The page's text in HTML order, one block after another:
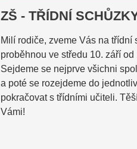
ZŠ - TŘÍDNÍ
Milí rodiče, zveme Vás na třídní
proběhnou ve středu 10. září
Sejdeme se nejprve všichni
a poté se rozejdeme do
pokračovat s třídními učiteli.
Vámi!